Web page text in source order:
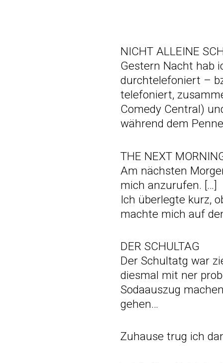
NICHT ALLEINE
Gestern Nacht hab
durchtelefoniert –
telefoniert,
Comedy Central)
während dem
THE NEXT
Am nächsten
mich anzurufen. […]
Ich überlegte kurz,
machte mich auf
DER SCHULTAG
Der Schultatg war
diesmal mit ner
Sodaauszug
gehen…
Zuhause trug ich